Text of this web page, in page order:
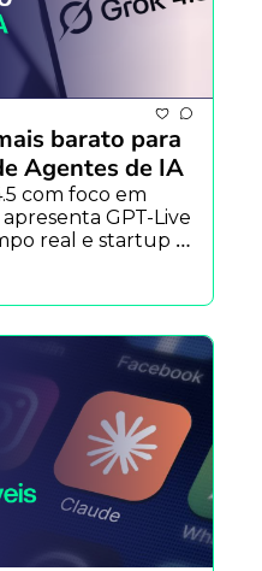
barato para
Agentes de IA
com foco em
GPT-Live
real e startup
para acelerar a